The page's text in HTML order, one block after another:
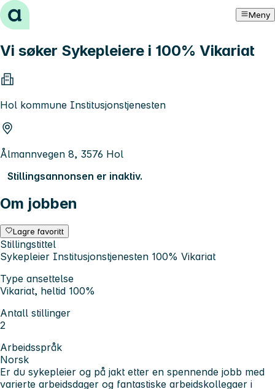
Hopp til innhold Meny
Vi søker Sykepleiere i 100% Vikariat
Hol kommune Institusjonstjenesten
Ålmannvegen 8, 3576 Hol
Stillingsannonsen er inaktiv.
Om jobben
Lagre favoritt
Stillingstittel
Sykepleier Institusjonstjenesten 100% Vikariat
Type ansettelse
Vikariat, heltid 100%
Antall stillinger
2
Arbeidsspråk
Norsk
Er du sykepleier og på jakt etter en spennende jobb med
varierte arbeidsdager og fantastiske arbeidskollegaer i